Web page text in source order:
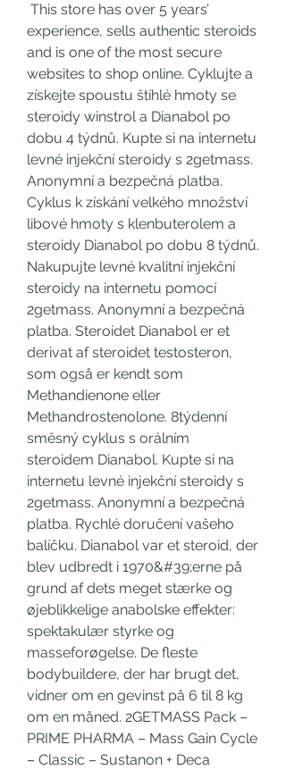
experience, sells authentic steroids
and is one of the most secure
websites to shop online. Cyklujte a
získejte spoustu štíhlé hmoty se
steroidy winstrol a Dianabol po
dobu 4 týdnů. Kupte si na internetu
levné injekční steroidy s 2getmass.
Anonymní a bezpečná platba.
Cyklus k získání velkého množství
libové hmoty s klenbuterolem a
steroidy Dianabol po dobu 8 týdnů.
Nakupujte levné kvalitní injekční
steroidy na internetu pomocí
2getmass. Anonymní a bezpečná
platba. Steroidet Dianabol er et
derivat af steroidet testosteron,
som også er kendt som
Methandienone eller
Methandrostenolone. 8týdenní
směsný cyklus s orálním
steroidem Dianabol. Kupte si na
internetu levné injekční steroidy s
2getmass. Anonymní a bezpečná
platba. Rychlé doručení vašeho
balíčku. Dianabol var et steroid, der
blev udbredt i 1970&#39;erne på
grund af dets meget stærke og
øjeblikkelige anabolske effekter:
spektakulær styrke og
masseforøgelse. De fleste
bodybuildere, der har brugt det,
vidner om en gevinst på 6 til 8 kg
om en måned. 2GETMASS Pack –
PRIME PHARMA – Mass Gain Cycle
– Classic – Sustanon + Deca